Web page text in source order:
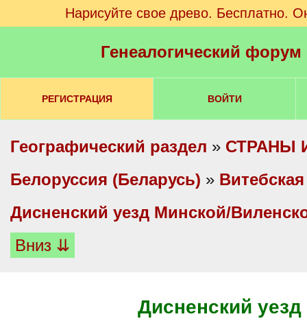
Нарисуйте свое древо. Бесплатно.
Генеалогический
РЕГИСТРАЦИЯ ВОЙТИ
Географический раздел » СТРАНЫ
Белоруссия (Беларусь) »
Дисненский уезд Минской/
Вниз ⇊
Дисненский уезд